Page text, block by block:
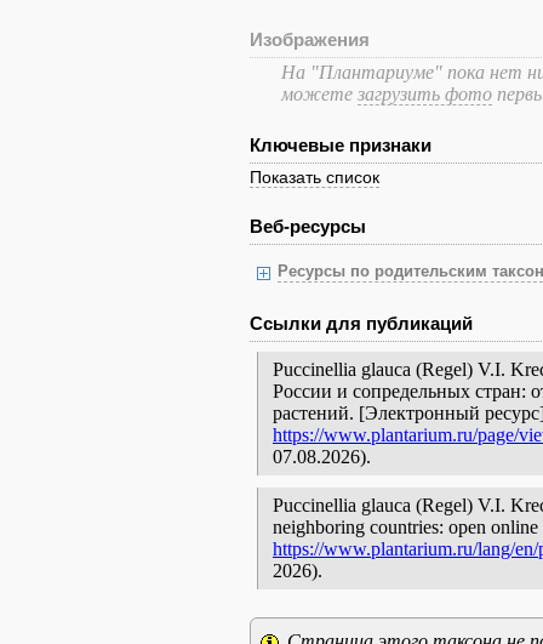
Изображения
На "Плантариуме" пока нет
можете загрузить фото
Ключевые признаки
Показать список
Веб-ресурсы
Ресурсы по родительским
Ссылки для публикаций
Puccinellia glauca (Regel) V.I.
России и сопредельных стран:
растений. [Электронный
https://www.plantarium.ru/page/
07.08.2026).
Puccinellia glauca (Regel) V.I.
neighboring countries: open
https://www.plantarium.ru/lang/
2026).